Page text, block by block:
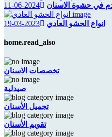
في حشوة الاسنان 2024-06-11
انواع الحشو العادي 2023-03-19
home.read_also
تخصصات الاسنان
صيدلية
تجميل الأسنان
تقويم الأسنان